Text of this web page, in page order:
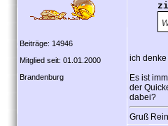
Beiträge: 14946
Mitglied seit: 01.01.2000
Brandenburg
ich
Es ist
der
dabei?
Gruß